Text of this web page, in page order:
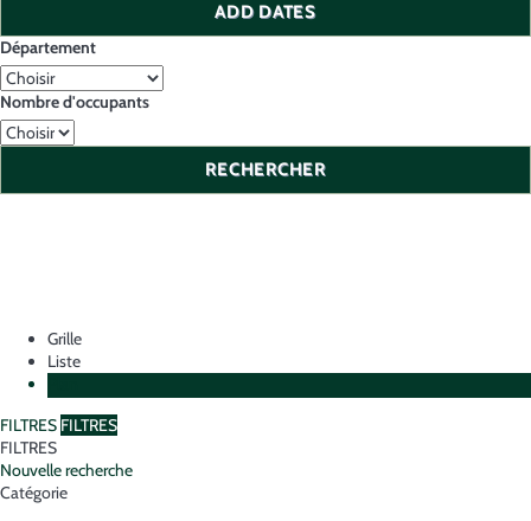
ADD DATES
Département
Nombre d'occupants
RECHERCHER
Grille
Liste
FILTRES FILTRES
FILTRES
Nouvelle recherche
Catégorie